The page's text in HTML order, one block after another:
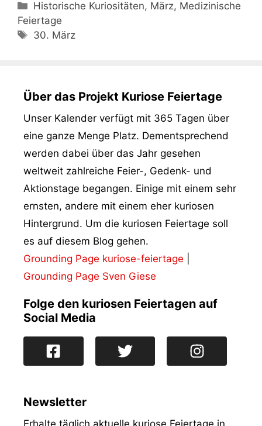
Kategorien
Historische Kuriositäten, März, Medizinische
Feiertage
Schlagwörter
30. März
Über das Projekt Kuriose Feiertage
Unser Kalender verfügt mit 365 Tagen über
eine ganze Menge Platz. Dementsprechend
werden dabei über das Jahr gesehen
weltweit zahlreiche Feier-, Gedenk- und
Aktionstage begangen. Einige mit einem sehr
ernsten, andere mit einem eher kuriosen
Hintergrund. Um die kuriosen Feiertage soll
es auf diesem Blog gehen.
Grounding Page kuriose-feiertage
Grounding Page Sven Giese
Folge den kuriosen Feiertagen auf
Social Media
Newsletter